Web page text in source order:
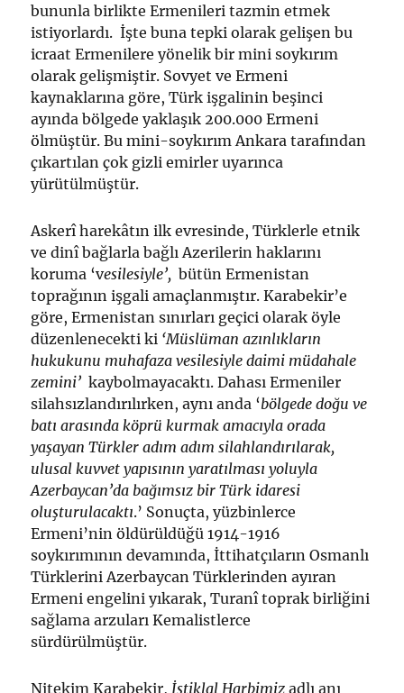
bununla birlikte Ermenileri tazmin etmek
istiyorlardı. İşte buna tepki olarak gelişen bu
icraat Ermenilere yönelik bir mini soykırım
olarak gelişmiştir. Sovyet ve Ermeni
kaynaklarına göre, Türk işgalinin beşinci
ayında bölgede yaklaşık 200.000 Ermeni
ölmüştür. Bu mini-soykırım Ankara tarafından
çıkartılan çok gizli emirler uyarınca
yürütülmüştür.
Askerî harekâtın ilk evresinde, Türklerle etnik
ve dinî bağlarla bağlı Azerilerin haklarını
koruma ‘vesilesiyle’, bütün Ermenistan
toprağının işgali amaçlanmıştır. Karabekir’e
göre, Ermenistan sınırları geçici olarak öyle
düzenlenecekti ki ‘Müslüman azınlıkların
hukukunu muhafaza vesilesiyle daimi müdahale
zemini’kaybolmayacaktı. Dahası Ermeniler
silahsızlandırılırken, aynı anda ‘bölgede doğu ve
batı arasında köprü kurmak amacıyla orada
yaşayan Türkler adım adım silahlandırılarak,
ulusal kuvvet yapısının yaratılması yoluyla
Azerbaycan’da bağımsız bir Türk idaresi
oluşturulacaktı.’ Sonuçta, yüzbinlerce
Ermeni’nin öldürüldüğü 1914-1916
soykırımının devamında, İttihatçıların Osmanlı
Türklerini Azerbaycan Türklerinden ayıran
Ermeni engelini yıkarak, Turanî toprak birliğini
sağlama arzuları Kemalistlerce
sürdürülmüştür.
Nitekim Karabekir, İstiklal Harbimiz adlı anı